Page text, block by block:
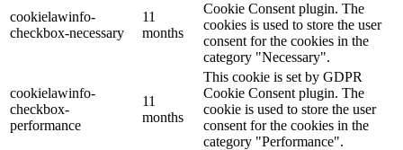
cookielawinfo-
checkbox-necessary
11
months
Cookie Consent plugin. The
cookies is used to store the user
consent for the cookies in the
category "Necessary".
cookielawinfo-
checkbox-
performance
11
months
This cookie is set by GDPR
Cookie Consent plugin. The
cookie is used to store the user
consent for the cookies in the
category "Performance".